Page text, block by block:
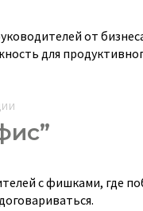
от
для
с фишками, где